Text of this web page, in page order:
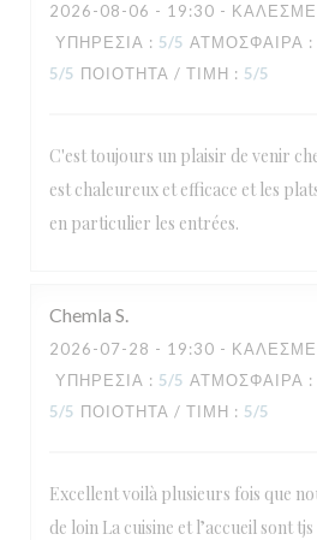
2026-08-06 - 19:30 -
ΥΠΗΡΕΣΊΑ : 5/5 ΑΤΜΌΣΦΑΙΡΑ :
5/5 ΠΟΙΌΤΗΤΑ / ΤΙΜΉ : 5/5
C'est toujours un plaisir de venir
est chaleureux et efficace et les
en particulier les entrées.
Chemla S
2026-07-28 - 19:30 -
ΥΠΗΡΕΣΊΑ : 5/5 ΑΤΜΌΣΦΑΙΡΑ :
5/5 ΠΟΙΌΤΗΤΑ / ΤΙΜΉ : 5/5
Excellent voilà plusieurs fois que
de loin La cuisine et l’accueil sont